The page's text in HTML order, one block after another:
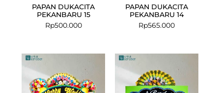
PAPAN DUKACITA
PEKANBARU 15
Rp500.000
PAPAN DUKACITA
PEKANBARU 14
Rp565.000